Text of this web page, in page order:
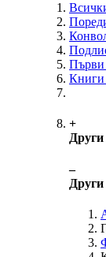
Първи
Книги
+
‒